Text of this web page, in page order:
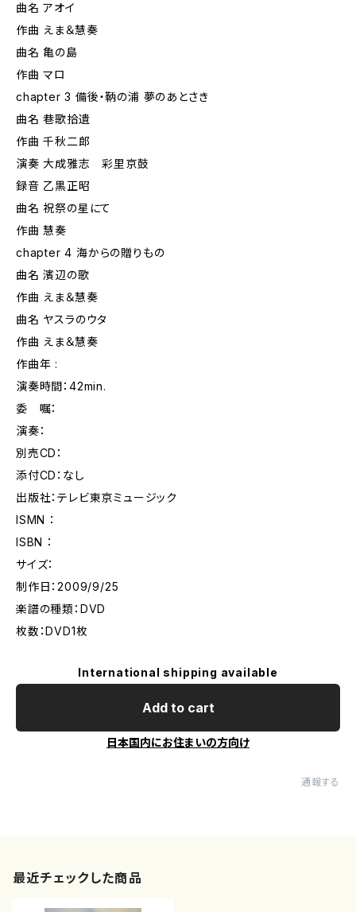
曲名 アオイ
作曲 えま＆慧奏
曲名 亀の島
作曲 マロ
chapter 3 備後・鞆の浦 夢のあとさき
曲名 巷歌拾遺
作曲 千秋二郎
演奏 大成雅志 彩里京鼓
録音 乙黒正昭
曲名 祝祭の星にて
作曲 慧奏
chapter 4 海からの贈りもの
曲名 濱辺の歌
作曲 えま＆慧奏
曲名 ヤスラのウタ
作曲 えま＆慧奏
作曲年 :
演奏時間：42min.
委 嘱：
演奏：
別売CD：
添付CD：なし
出版社：テレビ東京ミュージック
ISMN ：
ISBN ：
サイズ：
制作日：2009/9/25
楽譜の種類：DVD
枚数：DVD1枚
International shipping available
Add to cart
日本国内にお住まいの方向け
通報する
最近チェックした商品